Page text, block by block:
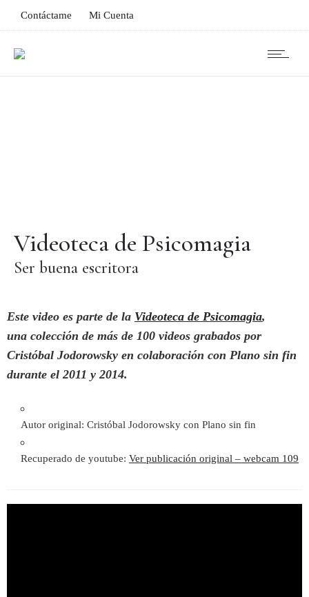
Contáctame Mi Cuenta
Videoteca de Psicomagia
Ser buena escritora
Este video es parte de la Videoteca de Psicomagia,
una colección de más de 100 videos grabados por
Cristóbal Jodorowsky en colaboración con Plano sin fin
durante el 2011 y 2014.
Autor original: Cristóbal Jodorowsky con Plano sin fin
Recuperado de youtube: Ver publicación original – webcam 109